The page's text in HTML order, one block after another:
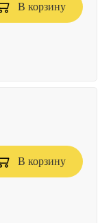
В корзину
В корзину